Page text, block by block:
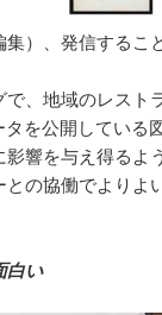
集）、発信するこ
で、地域のレスト
を公開している
影響を与え得るよ
との協働でよりよ
白い